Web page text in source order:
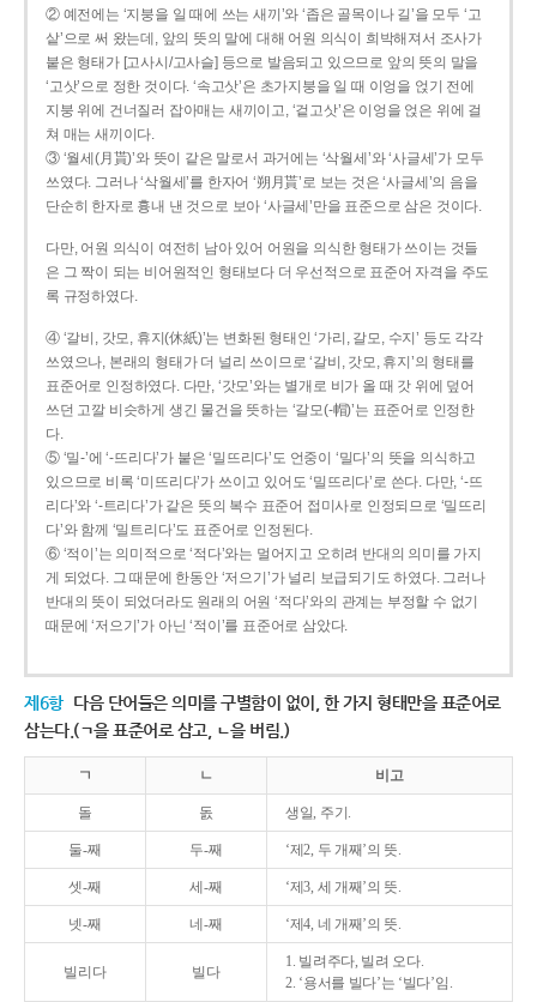
② 예전에는 ‘지붕을 일 때에 쓰는 새끼’와 ‘좁은 골목이나 길’을 모두 ‘고
샅’으로 써 왔는데, 앞의 뜻의 말에 대해 어원 의식이 희박해져서 조사가
붙은 형태가 [고사시/고사슬] 등으로 발음되고 있으므로 앞의 뜻의 말을
‘고삿’으로 정한 것이다. ‘속고삿’은 초가지붕을 일 때 이엉을 얹기 전에
지붕 위에 건너질러 잡아매는 새끼이고, ‘겉고삿’은 이엉을 얹은 위에 걸
쳐 매는 새끼이다.
③ ‘월세(月貰)’와 뜻이 같은 말로서 과거에는 ‘삭월세’와 ‘사글세’가 모두
쓰였다. 그러나 ‘삭월세’를 한자어 ‘朔月貰’로 보는 것은 ‘사글세’의 음을
단순히 한자로 흉내 낸 것으로 보아 ‘사글세’만을 표준으로 삼은 것이다.
다만, 어원 의식이 여전히 남아 있어 어원을 의식한 형태가 쓰이는 것들
은 그 짝이 되는 비어원적인 형태보다 더 우선적으로 표준어 자격을 주도
록 규정하였다.
④ ‘갈비, 갓모, 휴지(休紙)’는 변화된 형태인 ‘가리, 갈모, 수지’ 등도 각각
쓰였으나, 본래의 형태가 더 널리 쓰이므로 ‘갈비, 갓모, 휴지’의 형태를
표준어로 인정하였다. 다만, ‘갓모’와는 별개로 비가 올 때 갓 위에 덮어
쓰던 고깔 비슷하게 생긴 물건을 뜻하는 ‘갈모(-帽)’는 표준어로 인정한
다.
⑤ ‘밀-’에 ‘-뜨리다’가 붙은 ‘밀뜨리다’도 언중이 ‘밀다’의 뜻을 의식하고
있으므로 비록 ‘미뜨리다’가 쓰이고 있어도 ‘밀뜨리다’로 쓴다. 다만, ‘-뜨
리다’와 ‘-트리다’가 같은 뜻의 복수 표준어 접미사로 인정되므로 ‘밀뜨리
다’와 함께 ‘밀트리다’도 표준어로 인정된다.
⑥ ‘적이’는 의미적으로 ‘적다’와는 멀어지고 오히려 반대의 의미를 가지
게 되었다. 그 때문에 한동안 ‘저으기’가 널리 보급되기도 하였다. 그러나
반대의 뜻이 되었더라도 원래의 어원 ‘적다’와의 관계는 부정할 수 없기
때문에 ‘저으기’가 아닌 ‘적이’를 표준어로 삼았다.
제6항 다음 단어들은 의미를 구별함이 없이, 한 가지 형태만을 표준어로
삼는다.(ㄱ을 표준어로 삼고, ㄴ을 버림.)
ㄱ ㄴ 비고
돌 돐 생일, 주기.
둘-째 두-째 ‘제2, 두 개째’의 뜻.
셋-째 세-째 ‘제3, 세 개째’의 뜻.
넷-째 네-째 ‘제4, 네 개째’의 뜻.
빌리다 빌다
1. 빌려주다, 빌려 오다.
2. ‘용서를 빌다’는 ‘빌다’임.